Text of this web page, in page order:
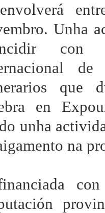
Unha
con
que
en
unha
na